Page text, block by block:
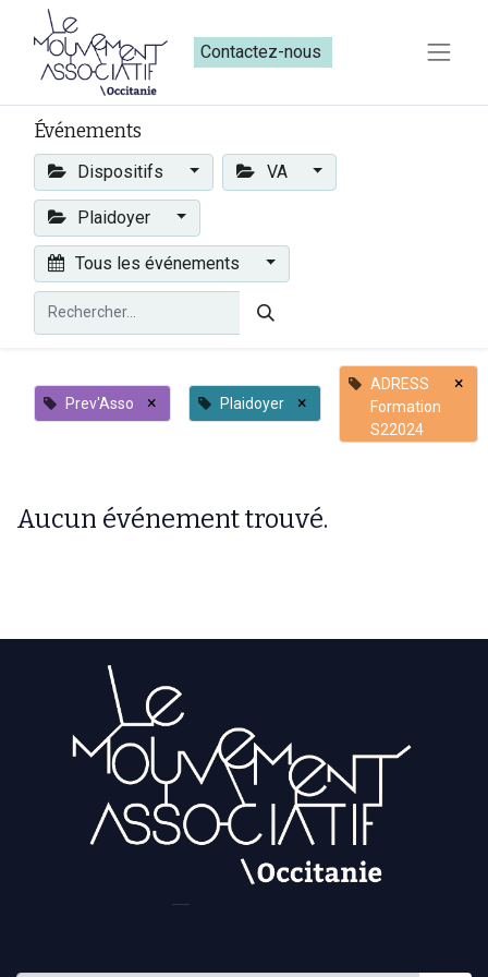
Contactez-nous​​
Événements
Dispositifs VA
Plaidoyer
Tous les événements
Prev'Asso × Plaidoyer ×
ADRESS
Formation
S22024
×
Aucun événement trouvé.